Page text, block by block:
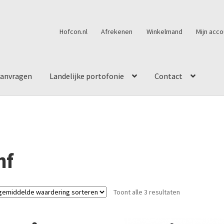
Hofcon.nl Afrekenen Winkelmand Mijn
Landelijke portofonie Contact
Toont alle 3 resultaten